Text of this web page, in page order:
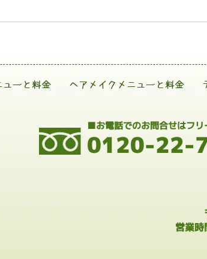
ューと料金 ヘアメイクメニューと料金
0120-22-
■お電話でのお問合せはフリ
営業